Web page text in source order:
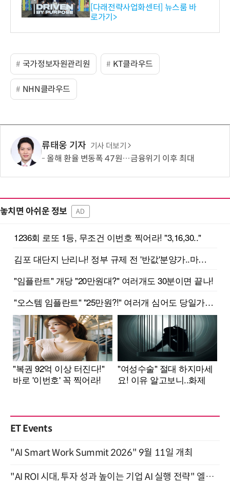
와의 비즈니스 미팅 지원…K
-바이오 해외 진출 교두보 확
보
[다래전략사업화센터] 뉴스룸 바
로가기>
국가정보자원관리원 KT클라우드
NHN클라우드
류태웅 기자 기사 더보기
올해 환율 변동폭 47원…금융위기 이후 최대
놓치면 아쉬운 정보 AD
ET Events
"AI Smart Work Summit 2026" 9월 11일 개최
"AI ROI 시대, 투자 성과 높이는 기업 AI 실행 전략" 엘타워 6층 (9월 18일)